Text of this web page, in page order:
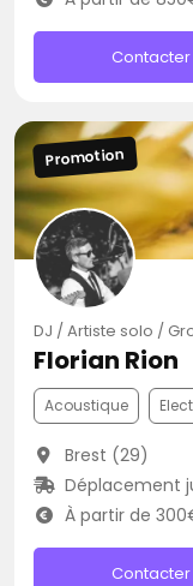
Contacter
Promotion
DJ / Artiste solo /
Florian Rion
Acoustique
Brest (29)
Déplacement
À partir de
Contacter